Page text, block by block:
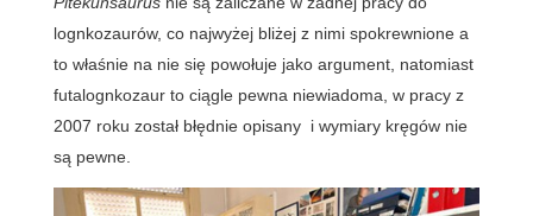
lognkozaurów, co najwyżej bliżej z nimi spokrewnione a
to właśnie na nie się powołuje jako argument, natomiast
futalognkozaur to ciągle pewna niewiadoma, w pracy z
2007 roku został błędnie opisany i wymiary kręgów nie
są pewne.